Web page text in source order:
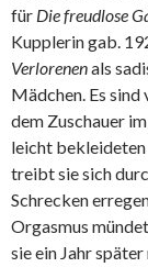
für Die freudlose
Kupplerin gab.
Verlorenenals
Mädchen. Es sind
dem Zuschauer
leicht
treibt sie sich
Schrecken
Orgasmus
sie ein Jahr